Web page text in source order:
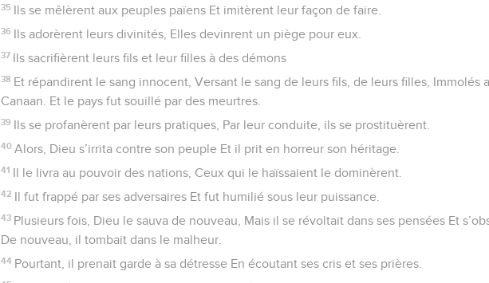
35 Ils se mêlèrent aux peuples païens Et imitèrent leur façon de faire.
36 Ils adorèrent leurs divinités, Elles devinrent un piège pour eux.
37 Ils sacrifièrent leurs fils et leur filles à des démons
38 Et répandirent le sang innocent, Versant le sang de leurs fils, de leurs filles, Immolés
Canaan. Et le pays fut souillé par des meurtres.
39 Ils se profanèrent par leurs pratiques, Par leur conduite, ils se prostituèrent.
40 Alors, Dieu s’irrita contre son peuple Et il prit en horreur son héritage.
41 Il le livra au pouvoir des nations, Ceux qui le haïssaient le dominèrent.
42 Il fut frappé par ses adversaires Et fut humilié sous leur puissance.
43 Plusieurs fois, Dieu le sauva de nouveau, Mais il se révoltait dans ses pensées Et
De nouveau, il tombait dans le malheur.
44 Pourtant, il prenait garde à sa détresse En écoutant ses cris et ses prières.